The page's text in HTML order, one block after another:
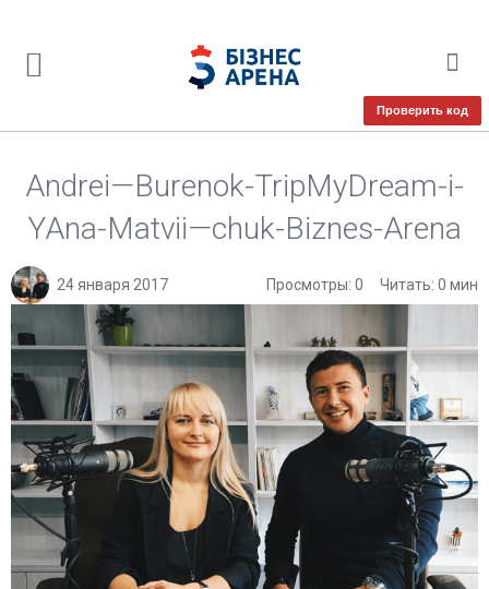
Проверить код
Andrei—Burenok-TripMyDream-i-
YAna-Matvii—chuk-Biznes-Arena
24 января 2017 Читать: 0 мин
Просмотры: 0